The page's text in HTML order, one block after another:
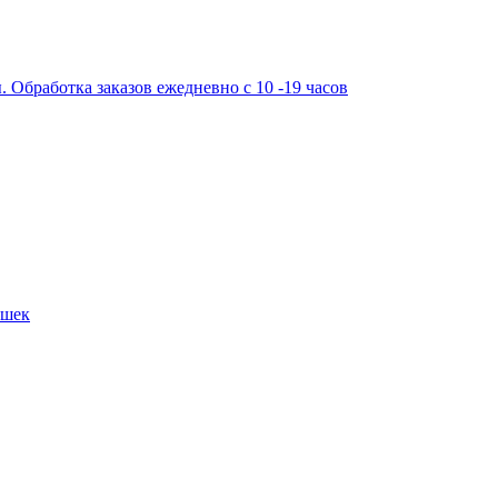
заказов ежедневно с 10 -19 часов